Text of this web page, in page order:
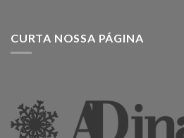
CURTA NOSSA PÁGINA